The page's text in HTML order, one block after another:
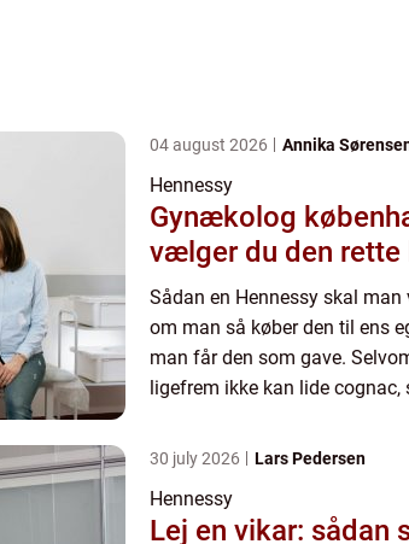
04 august 2026 Annika
Hennessy
Gynækolog københavn
vælger du den rette
Sådan en Hennessy skal
om man så køber den til ens
man får den som gave.
ligefrem ikke kan lide cognac,
30 july 2026 Lars Pedersen
Hennessy
Lej en vikar: sådan